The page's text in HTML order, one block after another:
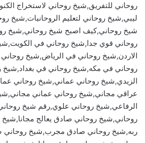
روحاني للتفريق,شيخ روحاني لاستخراج
ليبي,شيخ روحاني لتعليم الروحانيات,شيخ
شيخ روحاني,كيف اصبح شيخ روحاني,شيخ
روحاني قوي جدا,شيخ روحاني في
الاردن,شيخ روحاني في الرياض,شيخ
روحاني في مكه,شيخ روحاني في بغداد,شيخ
الزيدي,شيخ روحاني عماني,شيخ روحاني
عراقي مجاني,شيخ روحاني عماني
الرفاعي,شيخ روحاني علوي,رقم شيخ
روحاني,شيخ روحاني صادق يعالج
ربه,شيخ روحاني صادق مجرب,شيخ روحاني